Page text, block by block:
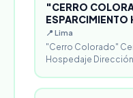
"CERRO
ESPARCIMIENTO
📍 Lima
"Cerro Colorado"
Hospedaje